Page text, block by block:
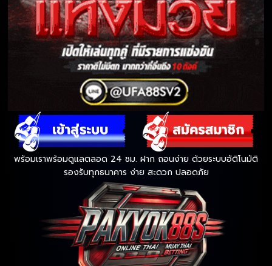
พร้อมเราพร้อมดูแลตลอด 24 ชม. ฝาก ถอนง่าย ด้วยระบบอัติโนมัติ
รองรับทุกธนาคาร ง่าย สะดวก ปลอดภัย